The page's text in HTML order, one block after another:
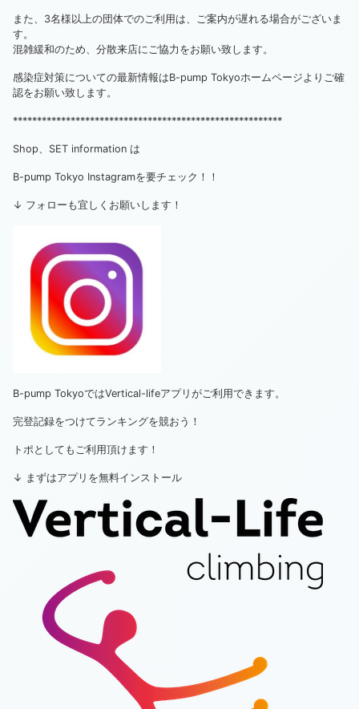
また、3名様以上の団体でのご利用は、ご案内が遅れる場合がございま
す。
混雑緩和のため、分散来店にご協力をお願い致します。
感染症対策についての最新情報はB-pump Tokyoホームページよりご確
認をお願い致します。
********************************************************
Shop、SET information は
B-pump Tokyo Instagramを要チェック！！
↓ フォローも宜しくお願いします！
B-pump TokyoではVertical-lifeアプリがご利用できます。
完登記録をつけてランキングを競おう！
トポとしてもご利用頂けます！
↓ まずはアプリを無料インストール